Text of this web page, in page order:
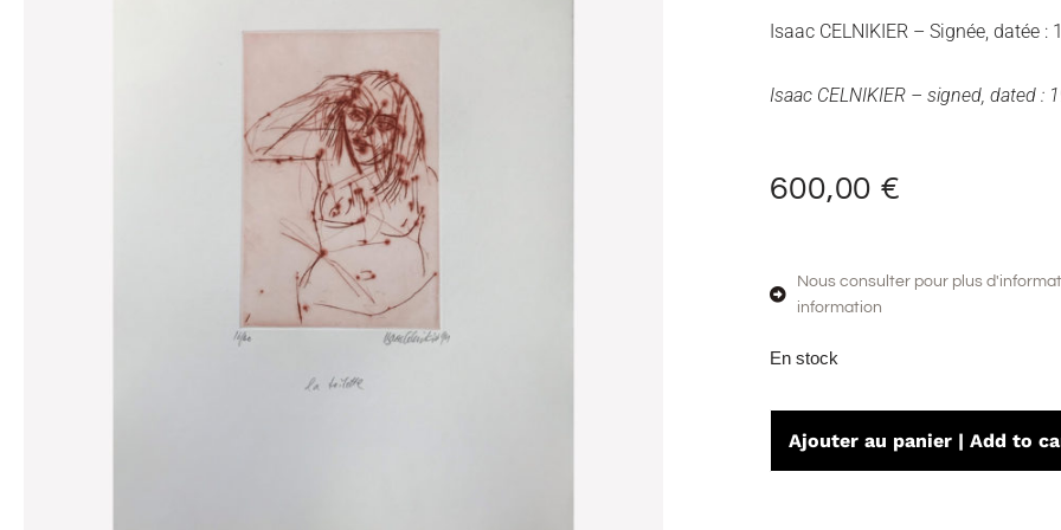
Isaac CELNIKIER – Signée, datée :
Isaac CELNIKIER – signed, dated :
600,00 €
Nous consulter pour plus
information
En stock
Ajouter au panier | Add to